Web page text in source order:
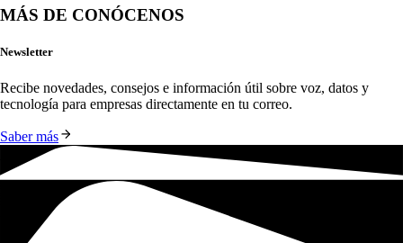
MÁS DE CONÓCENOS
Newsletter
Recibe novedades, consejos e información útil sobre voz, datos y
tecnología para empresas directamente en tu correo.
Saber más